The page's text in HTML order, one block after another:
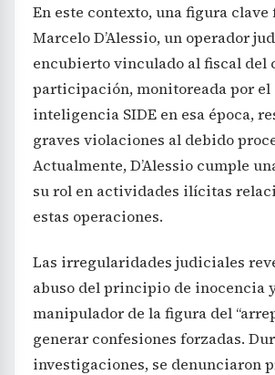
En este contexto, una figura clave
Marcelo D’Alessio, un operador
encubierto vinculado al fiscal del
participación, monitoreada por el
inteligencia SIDE en esa época,
graves violaciones al debido
Actualmente, D’Alessio cumple
su rol en actividades ilícitas
estas operaciones.
Las irregularidades judiciales
abuso del principio de inocencia
manipulador de la figura del
generar confesiones forzadas.
investigaciones, se denunciaron